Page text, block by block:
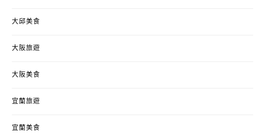
大邱美食
大阪旅遊
大阪美食
宜蘭旅遊
宜蘭美食